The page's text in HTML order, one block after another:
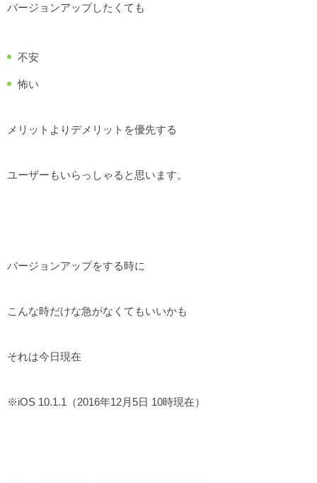
バージョンアップしたくても
不安
怖い
メリットよりデメリットを優先する
ユーザーもいらっしゃると思います。
バージョンアップをする時に
こんな時だけな急がなくてもいいかも
それは今日現在
※iOS 10.1.1（2016年12月5日 10時現在）